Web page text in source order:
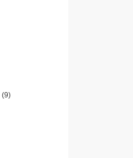
(9)